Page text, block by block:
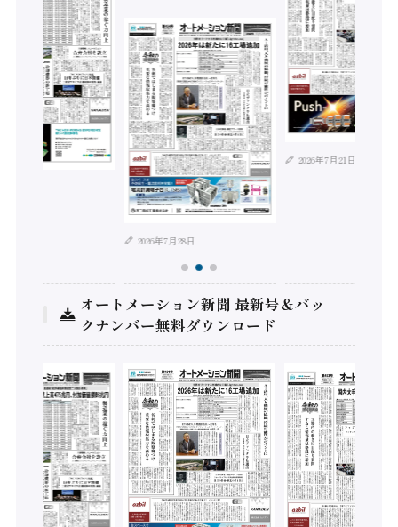
2026年7月28日
2026年7月21日
オートメーション新聞 最新号＆バッ
クナンバー無料ダウンロード